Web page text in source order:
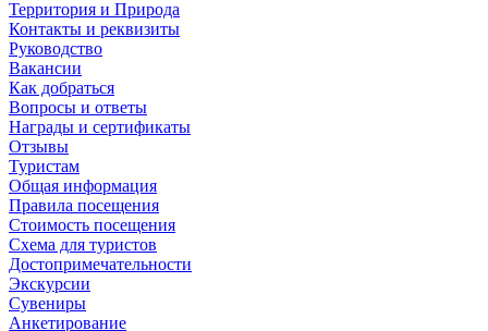
Территория и Природа
Контакты и реквизиты
Руководство
Вакансии
Как добраться
Вопросы и ответы
Награды и сертификаты
Отзывы
Туристам
Общая информация
Правила посещения
Стоимость посещения
Схема для туристов
Достопримечательности
Экскурсии
Сувениры
Анкетирование